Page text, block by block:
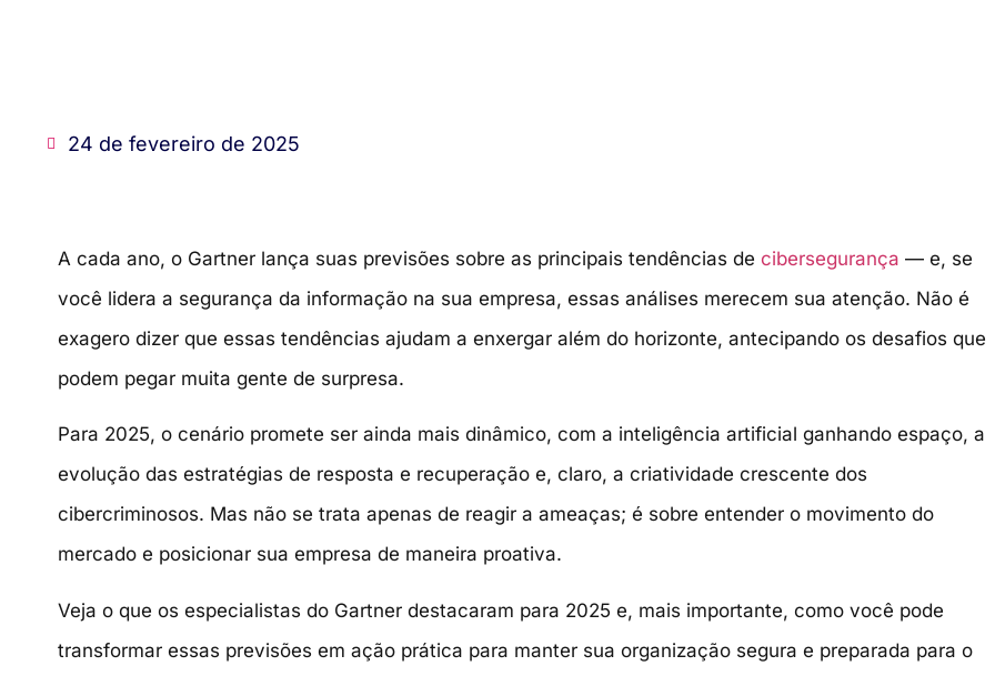
24 de fevereiro de 2025
A cada ano, o Gartner lança suas previsões sobre as principais tendências de cibersegurança — e, se
você lidera a segurança da informação na sua empresa, essas análises merecem sua atenção. Não é
exagero dizer que essas tendências ajudam a enxergar além do horizonte, antecipando os desafios que
podem pegar muita gente de surpresa.
Para 2025, o cenário promete ser ainda mais dinâmico, com a inteligência artificial ganhando espaço, a
evolução das estratégias de resposta e recuperação e, claro, a criatividade crescente dos
cibercriminosos. Mas não se trata apenas de reagir a ameaças; é sobre entender o movimento do
mercado e posicionar sua empresa de maneira proativa.
Veja o que os especialistas do Gartner destacaram para 2025 e, mais importante, como você pode
transformar essas previsões em ação prática para manter sua organização segura e preparada para o